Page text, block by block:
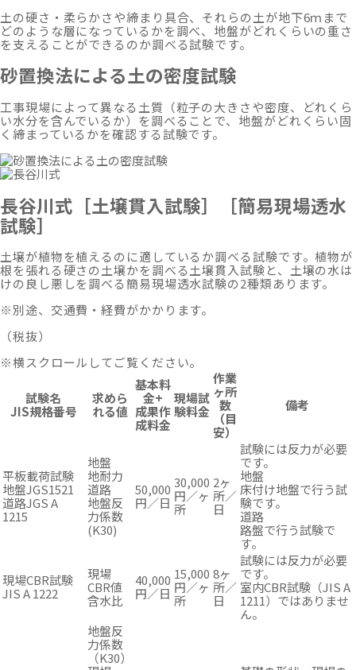
土の硬さ・柔らかさや締まり具合、それらの土が地下6ｍまで
どのような層になっているかを調べ、地盤がどれくらいの重さ
を支えることができるのか調べる試験です。
砂置換法による土の密度試験
工事現場によって異なる土質（粒子の大きさや密度、どれくら
い水分を含んでいるか）を調べることで、地盤がどれくらい固
く締まっているかを確認する試験です。
長谷川式 ［土壌貫入試験］［簡易現場透水
試験］
土壌が植物を植えるのに適しているか調べる試験です。植物が
根を張れる硬さの土壌かを調べる土壌貫入試験と、土壌の水は
けの良し悪しを調べる簡易現場透水試験の2種類あります。
※別途、交通費・経費がかかります。
（税抜）
※横スクロールしてご覧ください。
試験名
JIS規格番号
求めら
れる値
基本料
金+
成果作
成料金
現場試
験料金
作業
ヶ所
数
（目
安）
備考
平板載荷試験
地盤JGS1521
道路JGS A
1215
地盤
地耐力
道路
地盤反
力係数
(K30)
50,000
円／日
30,000
円／ヶ
所
2ヶ
所／
日
試験には反力が必要
です。
地盤
床付け地盤で行う試
験です。
道路
路盤で行う試験で
す。
現場CBR試験
JIS A 1222
現場
CBR値
含水比
40,000
円／日
15,000
円／ヶ
所
8ヶ
所／
日
試験には反力が必要
です。
室内CBR試験（JIS A
1211）ではありませ
ん。
地盤反
力係数
（K30）